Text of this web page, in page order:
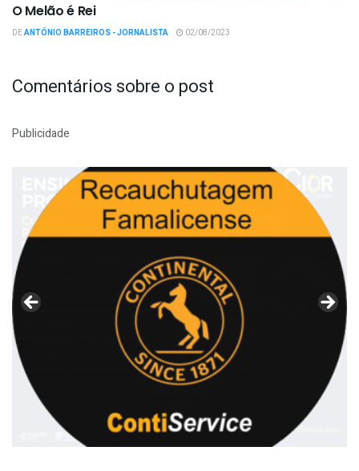
O Melão é Rei
DEANTÓNIO BARREIROS - JORNALISTA 02/08/2023
Comentários sobre o post
Publicidade